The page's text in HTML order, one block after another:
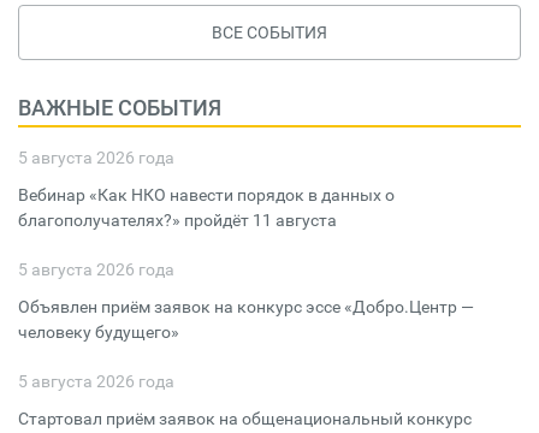
ВСЕ СОБЫТИЯ
ВАЖНЫЕ СОБЫТИЯ
5 августа 2026 года
Вебинар «Как НКО навести порядок в данных о
благополучателях?» пройдёт 11 августа
5 августа 2026 года
Объявлен приём заявок на конкурс эссе «Добро.Центр —
человеку будущего»
5 августа 2026 года
Стартовал приём заявок на общенациональный конкурс